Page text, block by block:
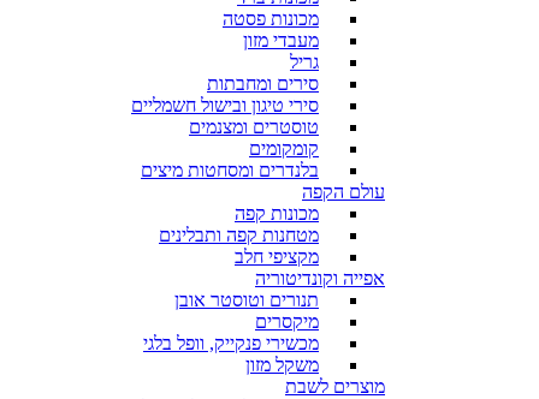
מכונות פסטה
מעבדי מזון
גריל
סירים ומחבתות
סירי טיגון ובישול חשמליים
טוסטרים ומצנמים
קומקומים
בלנדרים ומסחטות מיצים
עולם הקפה
מכונות קפה
מטחנות קפה ותבלינים
מקציפי חלב
אפייה וקונדיטוריה
תנורים וטוסטר אובן
מיקסרים
מכשירי פנקייק, וופל בלגי
משקל מזון
מוצרים לשבת